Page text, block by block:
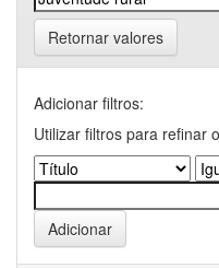
Retornar valores
Adicionar filtros:
Utilizar filtros para refinar